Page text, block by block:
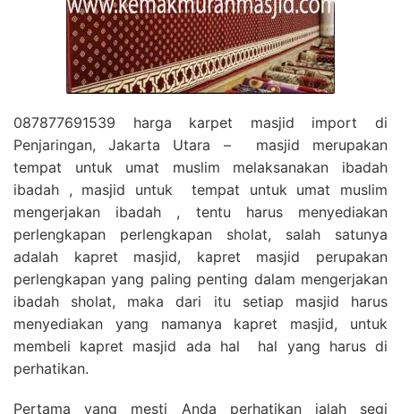
087877691539 harga karpet masjid import di
Penjaringan, Jakarta Utara – masjid merupakan
tempat untuk umat muslim melaksanakan ibadah
ibadah , masjid untuk tempat untuk umat muslim
mengerjakan ibadah , tentu harus menyediakan
perlengkapan perlengkapan sholat, salah satunya
adalah kapret masjid, kapret masjid perupakan
perlengkapan yang paling penting dalam mengerjakan
ibadah sholat, maka dari itu setiap masjid harus
menyediakan yang namanya kapret masjid, untuk
membeli kapret masjid ada hal hal yang harus di
perhatikan.
Pertama yang mesti Anda perhatikan ialah segi